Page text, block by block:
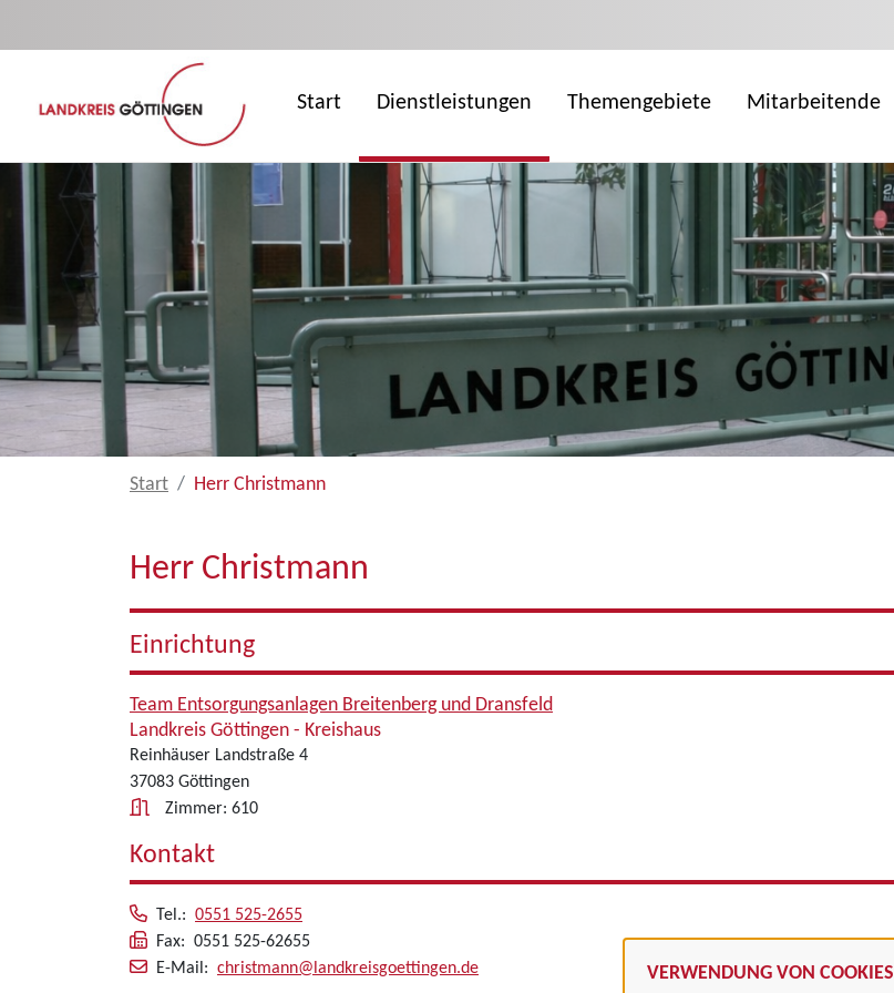
VERWENDUNG VON COOKIES
Start Dienstleistungen Themengebiete Mitarbeitende
Start Herr Christmann
Herr Christmann
Einrichtung
Team Entsorgungsanlagen Breitenberg und Dransfeld
Landkreis Göttingen - Kreishaus
Reinhäuser Landstraße 4
37083 Göttingen
Zimmer: 610
Kontakt
Tel.: 0551 525-2655
Fax: 0551 525-62655
E-Mail: christmann@landkreisgoettingen.de